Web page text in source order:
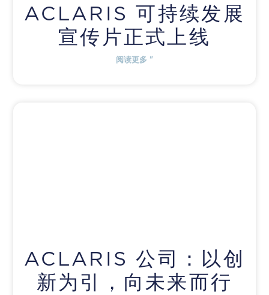
ACLARIS 可持续发展
宣传片正式上线
阅读更多 "
ACLARIS 公司：以创
新为引，向未来而行